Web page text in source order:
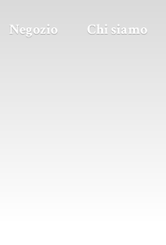
Negozio Chi siamo